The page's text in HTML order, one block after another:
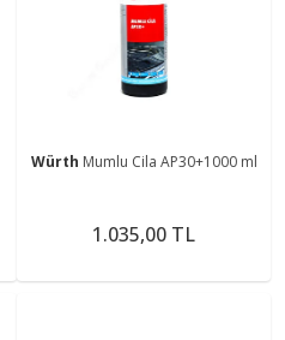
Würth Mumlu Cila AP30+1000 ml
1.035,00 TL